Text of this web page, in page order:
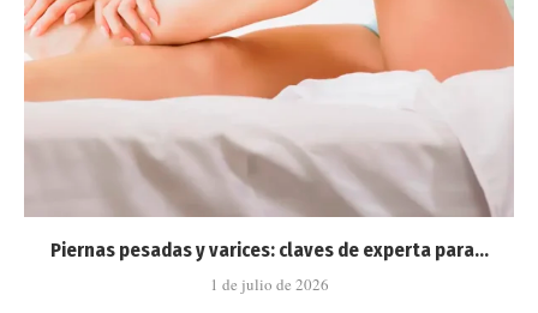
Piernas pesadas y varices: claves de experta para...
1 de julio de 2026